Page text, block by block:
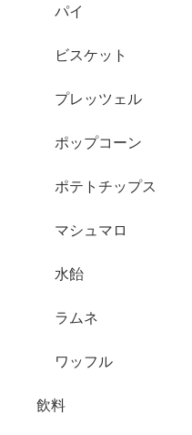
パイ
ビスケット
プレッツェル
ポップコーン
ポテトチップス
マシュマロ
水飴
ラムネ
ワッフル
飲料